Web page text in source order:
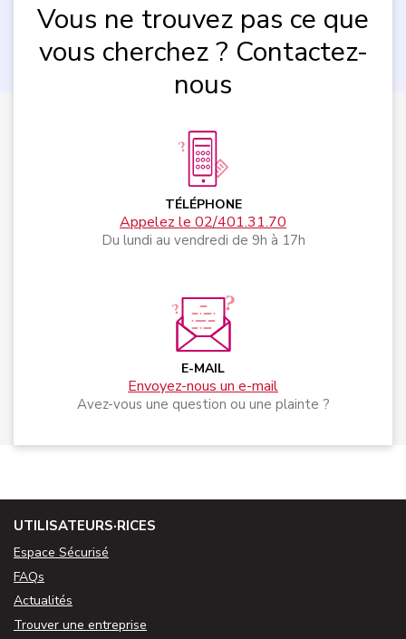
Vous ne trouvez pas ce que
vous cherchez ? Contactez-
nous
TÉLÉPHONE
Appelez le 02/401.31.70
Du lundi au vendredi de 9h à 17h
E-MAIL
Envoyez-nous un e-mail
Avez-vous une question ou une plainte ?
UTILISATEURS·RICES
Espace Sécurisé
FAQs
Actualités
Trouver une entreprise